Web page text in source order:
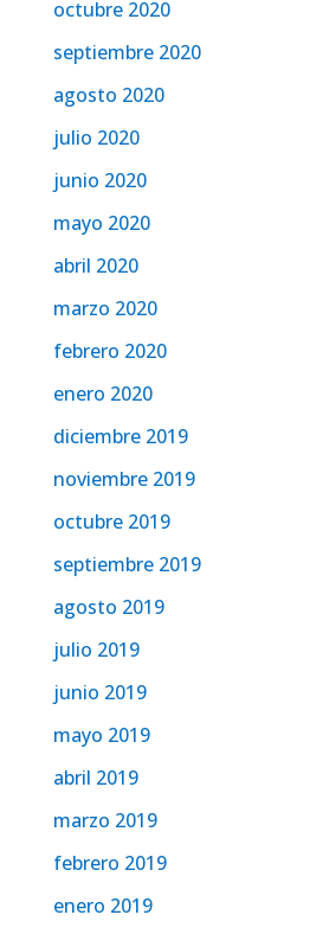
octubre 2020
septiembre 2020
agosto 2020
julio 2020
junio 2020
mayo 2020
abril 2020
marzo 2020
febrero 2020
enero 2020
diciembre 2019
noviembre 2019
octubre 2019
septiembre 2019
agosto 2019
julio 2019
junio 2019
mayo 2019
abril 2019
marzo 2019
febrero 2019
enero 2019